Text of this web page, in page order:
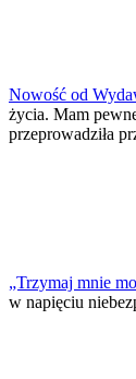
Nowość od
życia. Mam
przeprowadziła
„Trzymaj mnie
w napięciu